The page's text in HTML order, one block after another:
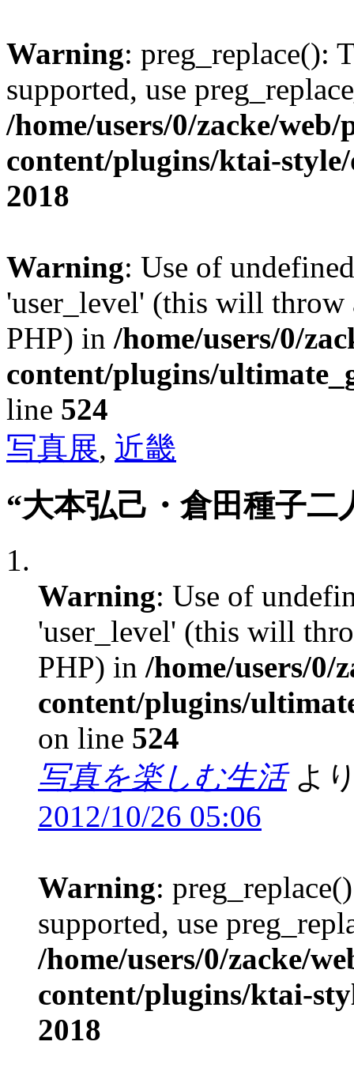
Warning: preg_replace():
supported, use
/home/users/0/zacke/
content/plugins/ktai-
2018
Warning: Use of
'user_level' (this will
PHP) in /home/users/0/
content/plugins/
line 524
写真展, 近畿
“大本弘己・倉田種子
Warning: Use of
'user_level' (this will
PHP) in /home/users/0/
content/plugins/
on line 524
写真を楽しむ生活 よ
2012/10/26 05:06
Warning:
supported, use
/home/users/0/zacke/
content/plugins/ktai-
2018